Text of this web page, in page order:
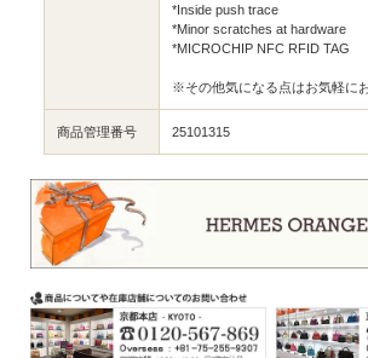
*Inside push trace
*Minor scratches at hardware
*MICROCHIP NFC RFID TAG
※その他気になる点はお気軽に
商品管理番号 25101315